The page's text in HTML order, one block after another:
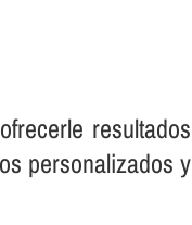
resultados
personalizados y